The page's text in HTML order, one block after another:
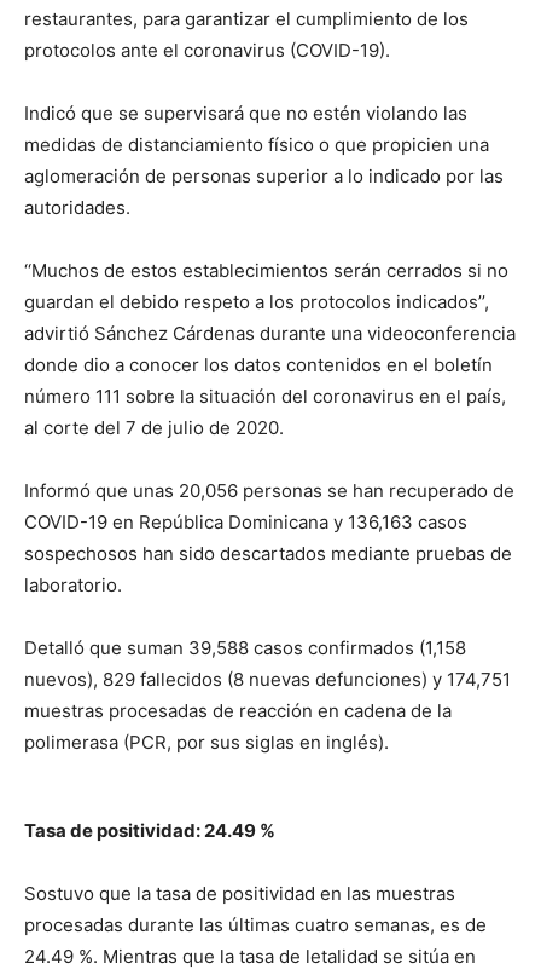
restaurantes, para garantizar el cumplimiento de los
protocolos ante el coronavirus (COVID-19).
Indicó que se supervisará que no estén violando las
medidas de distanciamiento físico o que propicien una
aglomeración de personas superior a lo indicado por las
autoridades.
‘‘Muchos de estos establecimientos serán cerrados si no
guardan el debido respeto a los protocolos indicados’’,
advirtió Sánchez Cárdenas durante una videoconferencia
donde dio a conocer los datos contenidos en el boletín
número 111 sobre la situación del coronavirus en el país,
al corte del 7 de julio de 2020.
Informó que unas 20,056 personas se han recuperado de
COVID-19 en República Dominicana y 136,163 casos
sospechosos han sido descartados mediante pruebas de
laboratorio.
Detalló que suman 39,588 casos confirmados (1,158
nuevos), 829 fallecidos (8 nuevas defunciones) y 174,751
muestras procesadas de reacción en cadena de la
polimerasa (PCR, por sus siglas en inglés).
Tasa de positividad: 24.49 %
Sostuvo que la tasa de positividad en las muestras
procesadas durante las últimas cuatro semanas, es de
24.49 %. Mientras que la tasa de letalidad se sitúa en